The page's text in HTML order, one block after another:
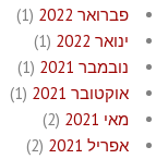
פברואר 2022
(1)
ינואר 2022
(1)
נובמבר 2021
(1)
אוקטובר 2021
(1)
מאי 2021
(2)
אפריל 2021
(2)